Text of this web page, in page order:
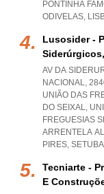
PONTINHA
ODIVELAS,
Lusosider -
AV DA
NACIONAL,
UNIÃO DAS
DO SEIXAL,
FREGUESIAS
ARRENTELA
PIRES,
Tecniarte -
E